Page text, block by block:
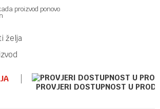
proizvod ponovo
želja
PROVJERI DOSTUPNOST U